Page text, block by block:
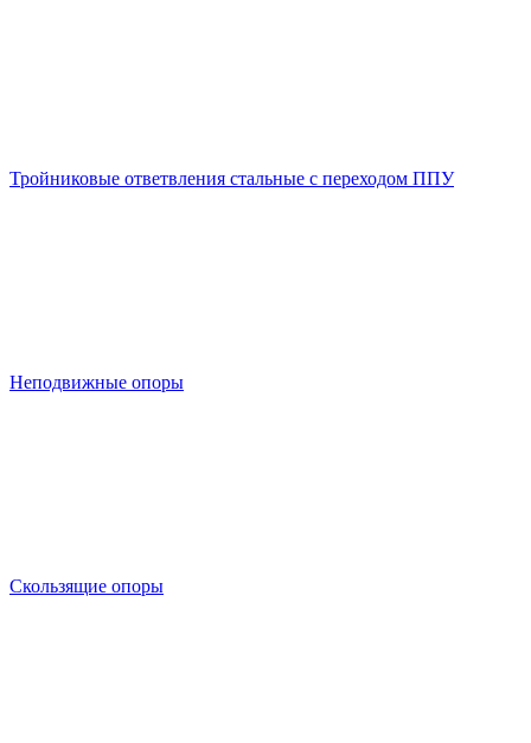
Тройниковые ответвления стальные с переходом ППУ
Неподвижные опоры
Скользящие опоры